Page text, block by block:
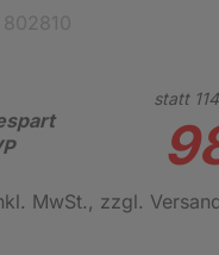
statt
MwSt., zzgl.